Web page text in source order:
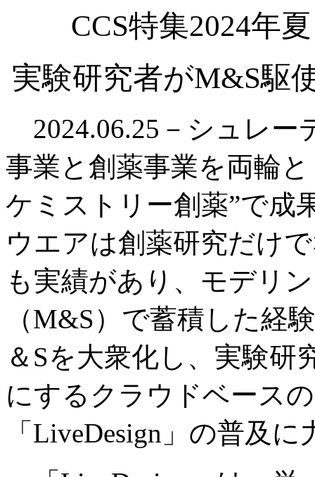
CCS特集2024年
実験研究者がM&S駆
2024.06.25－シュレー
事業と創薬事業を両輪
ケミストリー創薬”で成
ウエアは創薬研究だけ
も実績があり、モデリ
（M&S）で蓄積した経
＆Sを大衆化し、実験
にするクラウドベース
「LiveDesign」の普及